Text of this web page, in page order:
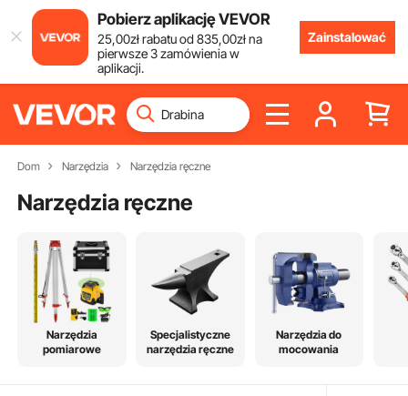
Pobierz aplikację VEVOR
25,00złrabatu od835,00złna
pierwsze 3 zamówienia w
aplikacji.
Zainstalować
Dom Narzędzia Narzędzia ręczne
Narzędzia ręczne
Narzędzia
pomiarowe
Specjalistyczne
narzędzia ręczne
Narzędzia do
mocowania